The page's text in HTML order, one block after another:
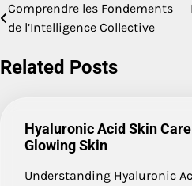
Post
navigation
Comprendre les Fondements
de l’Intelligence Collective
Related Posts
Hyaluronic Acid Skin
Glowing Skin
Understanding Hyaluronic